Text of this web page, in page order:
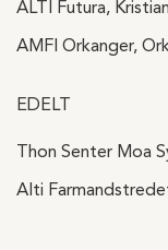
ALTI Futura,
AMFI Orkanger,
EDELT
Thon Senter Moa
Alti